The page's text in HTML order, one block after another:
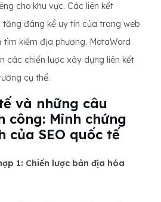
cho khu vực. Các liên kết
đáng kể uy tín của trang web
kiếm địa phương. MotaWord
các chiến lược xây dựng liên kết
cụ thể.
và những câu
công: Minh chứng
của SEO quốc tế
1: Chiến lược bản địa hóa